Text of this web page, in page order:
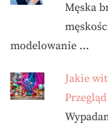
Męska
modelowanie …
Jakie